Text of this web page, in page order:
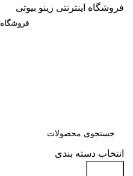
فروشگاه اینترنتی زینو بیوتی
فروشگاه
انتخاب دسته بندی